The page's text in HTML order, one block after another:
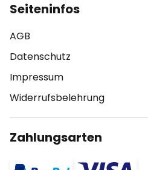
Seiteninfos
AGB
Datenschutz
Impressum
Widerrufsbelehrung
Zahlungsarten